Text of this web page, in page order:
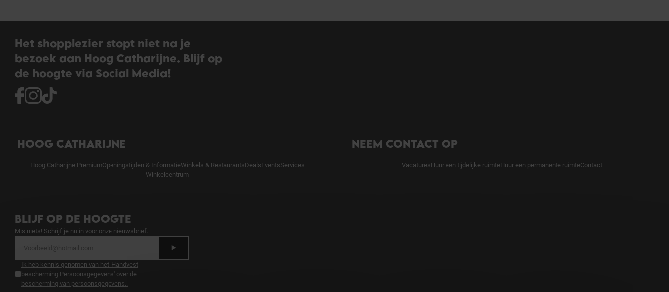
Het shopplezier stopt niet na je
bezoek aan Hoog Catharijne. Blijf op
de hoogte via Social Media!
HOOG CATHARIJNE
Hoog Catharijne PremiumOpeningstijden & InformatieWinkels & RestaurantsDealsEventsServices
Winkelcentrum
NEEM CONTACT OP
VacaturesHuur een tijdelijke ruimteHuur een permanente ruimteContact
BLIJF OP DE HOOGTE
Mis niets! Schrijf je nu in voor onze nieuwsbrief.
Ik heb kennis genomen van het 'Handvest
bescherming Persoonsgegevens' over de
bescherming van persoonsgegevens..